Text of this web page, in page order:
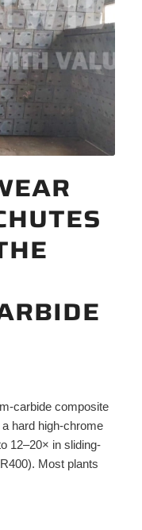
carbide composite
hard high-chrome
12–20× in sliding-
Most plants